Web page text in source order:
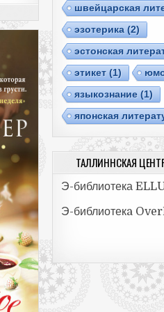
швейцарская
эзотерика(2)
эстонская
этикет(1)
языкознание(1)
японская
ТАЛЛИННСКАЯ
Э-библиотека
Э-библиотекa